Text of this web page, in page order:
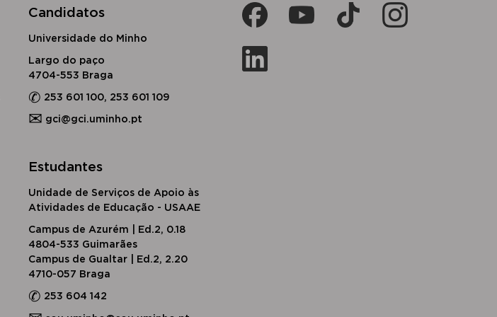
Candidatos
Universidade do Minho
Largo do paço
4704-553 Braga
✆ 253 601 100, 253 601 109
✉ gci@gci.uminho.pt
Estudantes
Unidade de Serviços de Apoio às
Atividades de Educação - USAAE
Campus de Azurém | Ed.2, 0.18
4804-533 Guimarães
Campus de Gualtar | Ed.2, 2.20
4710-057 Braga
✆ 253 604 142